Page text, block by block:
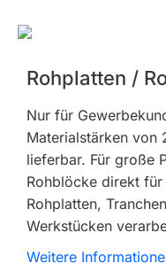
Rohplatten /
Nur für
Materialstärken von
lieferbar. Für große
Rohblöcke direkt für
Rohplatten,
Werkstücken
Weitere